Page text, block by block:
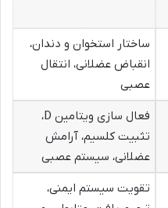
ساختار استخوان و دندان،
انقباض عضلانی، انتقال
عصبی
فعال سازی ویتامین D،
تثبیت کلسیم، آرامش
عضلانی، سیستم عصبی
تقویت سیستم ایمنی،